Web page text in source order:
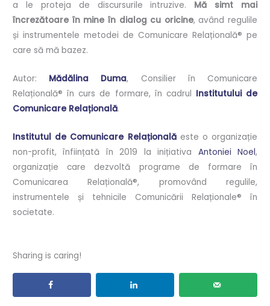
a le proteja de discursurile intruzive. Mă simt mai
încrezătoare în mine în dialog cu oricine, având regulile
și instrumentele metodei de Comunicare Relațională® pe
care să mă bazez.
Autor: Mădălina Duma, Consilier în Comunicare
Relațională® în curs de formare, în cadrul Institutului de
Comunicare Relațională.
Institutul de Comunicare Relațională este o organizație
non-profit, înființată în 2019 la inițiativa Antoniei Noel,
organizație care dezvoltă programe de formare în
Comunicarea Relațională®, promovând regulile,
instrumentele și tehnicile Comunicării Relaționale® în
societate.
Sharing is caring!